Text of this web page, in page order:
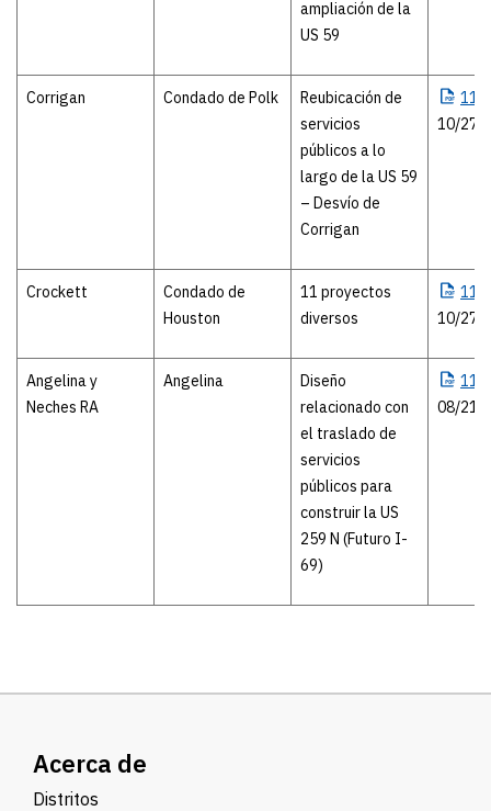
ampliación de la
US 59
Corrigan Condado de Polk
Reubicación de
servicios
públicos a lo
largo de la US 59
– Desvío de
Corrigan
10/27/
Crockett
Condado de
Houston
11 proyectos
diversos
10/27/
Angelina y
Neches RA
Angelina
Diseño
relacionado con
el traslado de
servicios
públicos para
construir la US
259 N (Futuro I-
69)
08/21/
Acerca de
Distritos